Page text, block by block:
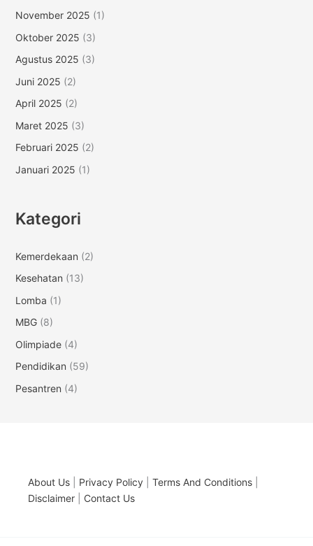
November 2025 (1)
Oktober 2025 (3)
Agustus 2025 (3)
Juni 2025 (2)
April 2025 (2)
Maret 2025 (3)
Februari 2025 (2)
Januari 2025 (1)
Kategori
Kemerdekaan (2)
Kesehatan (13)
Lomba (1)
MBG(8)
Olimpiade(4)
Pendidikan (59)
Pesantren (4)
About Us Privacy Policy Terms And Conditions
Disclaimer
Contact Us